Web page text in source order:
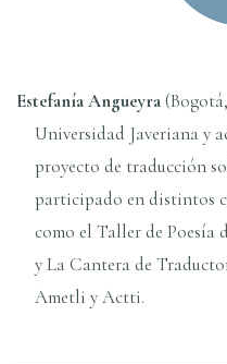
Estefaní­a Angueyra
Universidad Javeriana y
proyecto de traducción
participado en distintos
como el Taller de Poesí­a
y La Cantera de
Ametli y Actti.